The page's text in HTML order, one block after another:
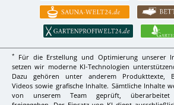
*
Für die Erstellung und Optimierung unserer
setzen wir moderne KI-Technologien
Dazu gehören unter anderem Produkttexte,
Videos sowie grafische Inhalte. Sämtliche Inhalte
von unserem Team geprüft,